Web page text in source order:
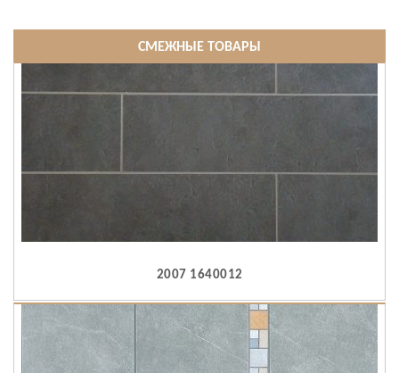
СМЕЖНЫЕ ТОВАРЫ
2007 1640012